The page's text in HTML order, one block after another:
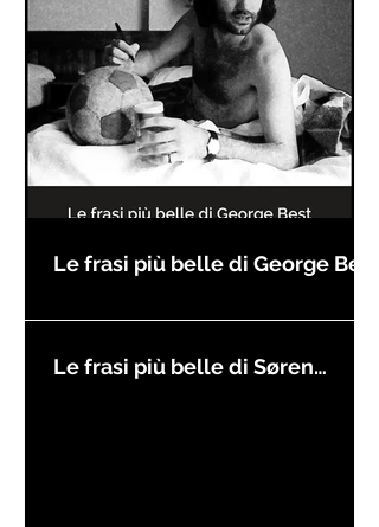
Le frasi più belle di George Best
Le frasi più belle di Søren